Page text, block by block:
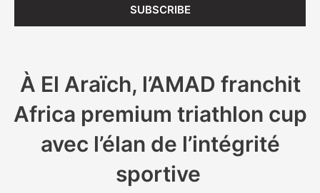
SUBSCRIBE
À El Araïch, l’AMAD franchit
Africa premium triathlon cup
avec l’élan de l’intégrité
sportive